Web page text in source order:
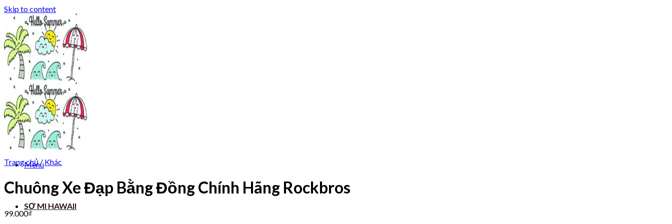
Skip to content
Menu
SƠ MI HAWAII
Trang chủ/ Khác
Chuông Xe Đạp Bằng Đồng Chính Hãng Rockbros
99.000₫